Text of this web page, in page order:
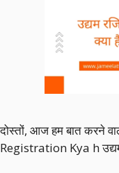
दोस्तों, आज हम बात करने
Registration Kya h